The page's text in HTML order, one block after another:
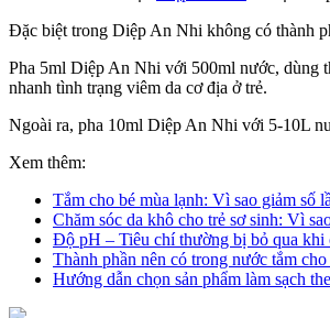
Đặc biệt trong Diệp An Nhi không có thành
Pha 5ml Diệp An Nhi với 500ml nước, dùng
nhanh tình trạng viêm da cơ địa ở trẻ.
Ngoài ra, pha 10ml Diệp An Nhi với 5-10L
Xem thêm:
Tắm cho bé mùa lạnh: Vì sao giảm số
Chăm sóc da khô cho trẻ sơ sinh: Vì
Độ pH – Tiêu chí thường bị bỏ qua khi
Thành phần nên có trong nước tắm
Hướng dẫn chọn sản phẩm làm sạch